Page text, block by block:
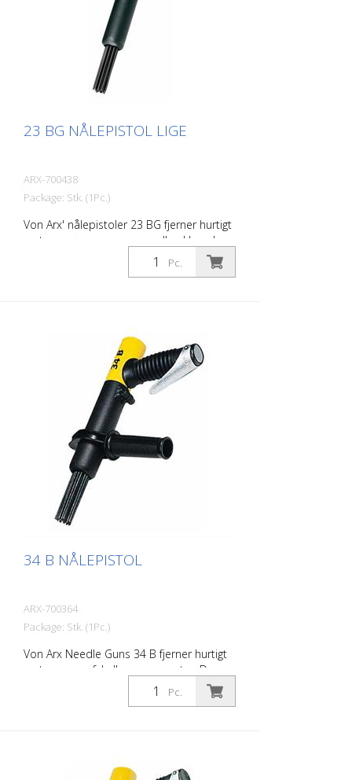
23 BG NÅLEPISTOL LIGE
ARX-700438
Package: Stk. (1Pc.)
Von Arx' nålepistoler 23 BG fjerner hurtigt
rust, rengør, renser og opruller. I bund og
grund glatter de ujævne overflader. Da
nålene bevæger sig frit, tilpasser de sig
alt efter behov. Vægt: 2,0 kg (4,4 lbs) Tara:
2,5 kg (5,5 lbs) Luftforbrug: 100 L/min (3,5
cfm) Nåle ø 3 mm: 19 stk. Lufttryk: maks.
7 bar (100 psi) Tilslutning: G 3/8 ''
Støjniveau: 101 dB (A)
Pc.
34 B NÅLEPISTOL
ARX-700364
Package: Stk. (1Pc.)
Von Arx Needle Guns 34 B fjerner hurtigt
rust, renser, afskalker og opruster. De
udjævner i det væsentlige ujævne
overflader. Fordi nålene bevæger sig frit,
3 eller 4 mm pinde efter ønske. Vægt: 2,9
Pc.